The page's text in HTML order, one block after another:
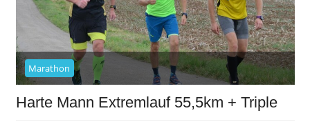
Marathon
Harte Mann Extremlauf 55,5km + Triple